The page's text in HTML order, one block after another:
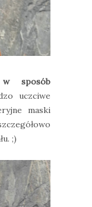
w sposób
uczciwe
maski
;)